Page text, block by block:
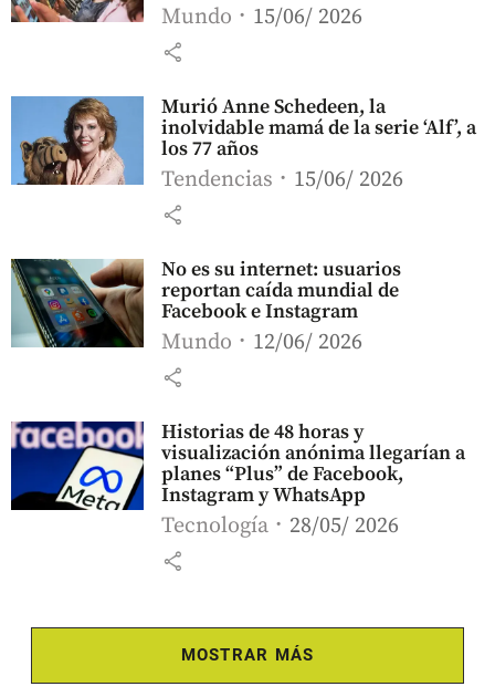
Mundo 15/06/ 2026
share
Murió Anne Schedeen, la
inolvidable mamá de la serie ‘Alf’, a
los 77 años
Tendencias 15/06/ 2026
share
No es su internet: usuarios
reportan caída mundial de
Facebook e Instagram
Mundo 12/06/ 2026
share
Historias de 48 horas y
visualización anónima llegarían a
planes “Plus” de Facebook,
Instagram y WhatsApp
Tecnología 28/05/ 2026
share
MOSTRAR MÁS